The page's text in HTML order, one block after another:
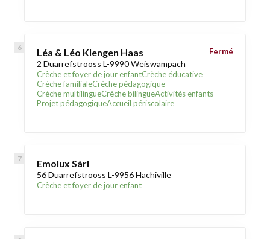
Léa & Léo Klengen Haas
2 Duarrefstrooss L-9990 Weiswampach
Crèche et foyer de jour enfantCrèche éducative
Crèche familialeCrèche pédagogique
Crèche multilingueCrèche bilingueActivités enfants
Projet pédagogiqueAccueil périscolaire
Fermé
Emolux Sàrl
56 Duarrefstrooss L-9956 Hachiville
Crèche et foyer de jour enfant